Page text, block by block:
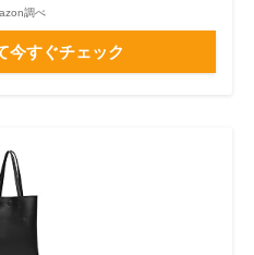
調べ
今すぐチェック